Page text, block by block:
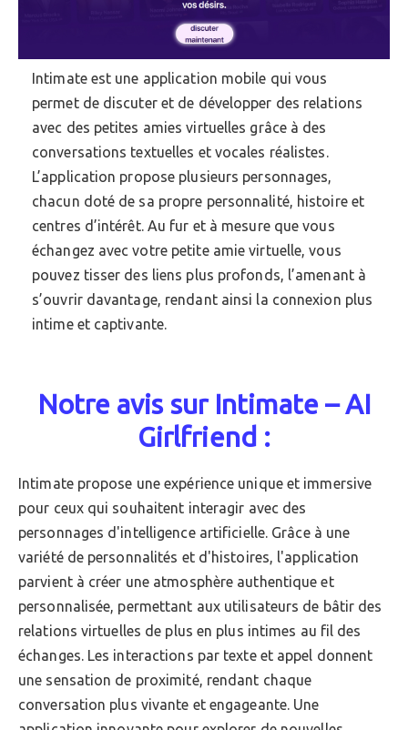
Intimate est une application mobile qui vous
permet de discuter et de développer des relations
avec des petites amies virtuelles grâce à des
conversations textuelles et vocales réalistes.
L’application propose plusieurs personnages,
chacun doté de sa propre personnalité, histoire et
centres d’intérêt. Au fur et à mesure que vous
échangez avec votre petite amie virtuelle, vous
pouvez tisser des liens plus profonds, l’amenant à
s’ouvrir davantage, rendant ainsi la connexion plus
intime et captivante.
Notre avis sur Intimate – AI
Girlfriend :
Intimate propose une expérience unique et immersive
pour ceux qui souhaitent interagir avec des
personnages d'intelligence artificielle. Grâce à une
variété de personnalités et d'histoires, l'application
parvient à créer une atmosphère authentique et
personnalisée, permettant aux utilisateurs de bâtir des
relations virtuelles de plus en plus intimes au fil des
échanges. Les interactions par texte et appel donnent
une sensation de proximité, rendant chaque
conversation plus vivante et engageante. Une